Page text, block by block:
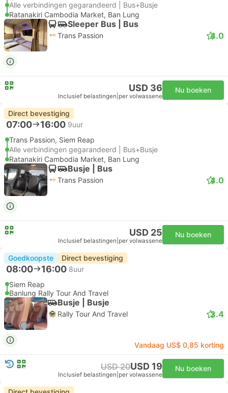
Alle verbindingen gegarandeerd | Bus+Busje
Ratanakiri Cambodia Market, Ban Lung
Sleeper Bus | Bus
Trans Passion 4.0
USD 36
Inclusief belastingen per volwassene
Nu boeken
Direct bevestiging
07:00 16:00 9uur
Trans Passion, Siem Reap
Alle verbindingen gegarandeerd | Bus+Busje
Ratanakiri Cambodia Market, Ban Lung
Busje | Bus
Trans Passion 4.0
USD 25
Inclusief belastingen per volwassene
Nu boeken
Goedkoopste Direct bevestiging
08:00 16:00 8uur
Siem Reap
Banlung Rally Tour And Travel
Busje | Busje
Rally Tour And Travel 3.4
Vandaag US$ 0,85 korting
USD 20USD 19
Inclusief belastingen per volwassene
Nu boeken